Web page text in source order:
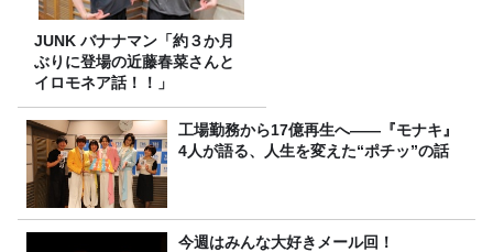
JUNK バナナマン「約３か月
ぶりに登場の近藤春菜さんと
イロモネア話！！」
工場勤務から17億再生へ——『モナキ』
4人が語る、人生を変えた“ポチッ”の話
今週はみんな大好きメール回！